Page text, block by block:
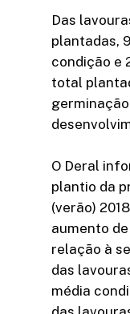
Das
plantadas,
condição e
total
O Deral
plantio da
(verão)
aumento
relação à
das
média